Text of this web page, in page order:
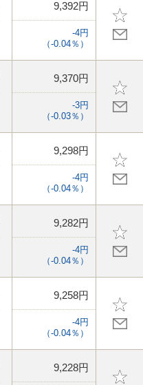
9,392円
-4円
（-0.04％）
9,370円
-3円
（-0.03％）
9,298円
-4円
（-0.04％）
9,282円
-4円
（-0.04％）
9,258円
-4円
（-0.04％）
9,228円